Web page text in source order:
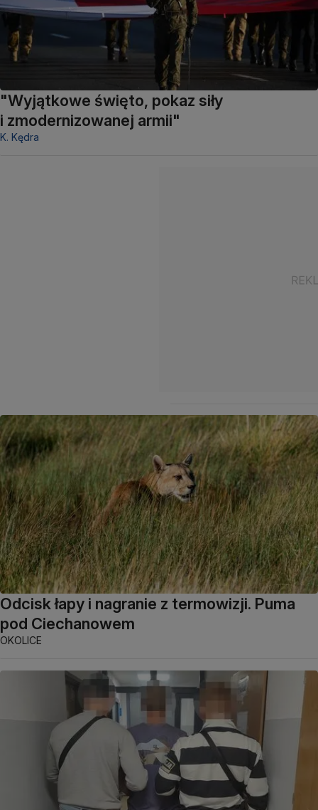
"Wyjątkowe święto, pokaz siły
i zmodernizowanej armii"
K. Kędra
Odcisk łapy i nagranie z termowizji. Puma
pod Ciechanowem
OKOLICE